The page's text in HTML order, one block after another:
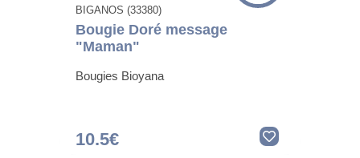
BIGANOS (33380)
Bougie Doré message
"Maman"
Bougies Bioyana
10.5€